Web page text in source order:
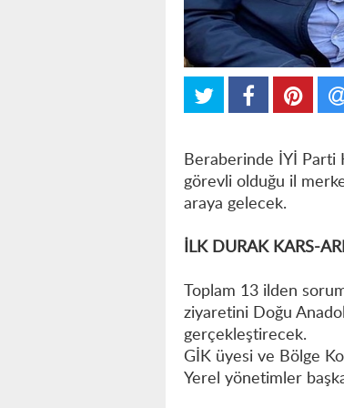
Beraberinde İYİ Parti
görevli olduğu il
araya gelecek.
İLK DURAK KARS-
Toplam 13 ilden
ziyaretini Doğu
gerçekleştirecek.
GİK üyesi ve Bölge
Yerel yönetimler